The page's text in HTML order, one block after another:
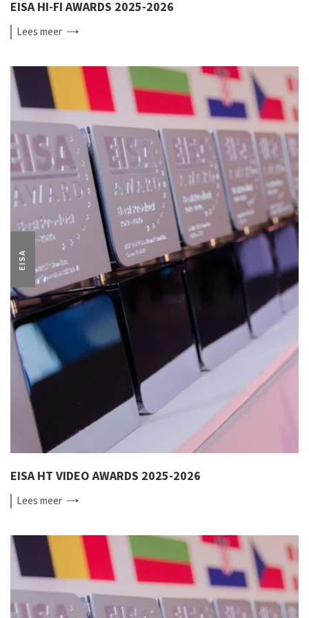
EISA HI-FI AWARDS 2025-2026
Leesmeer
EISA
EISA HT VIDEO AWARDS 2025-2026
Leesmeer